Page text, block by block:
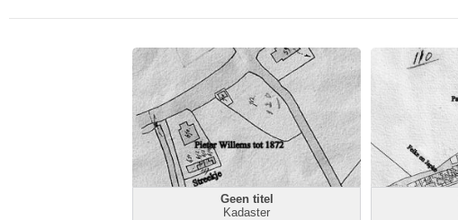
Geen titel
Kadaster